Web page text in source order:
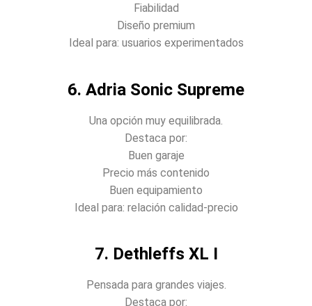
Fiabilidad
Diseño premium
Ideal para: usuarios experimentados
6. Adria Sonic Supreme
Una opción muy equilibrada.
Destaca por:
Buen garaje
Precio más contenido
Buen equipamiento
Ideal para: relación calidad-precio
7. Dethleffs XL I
Pensada para grandes viajes.
Destaca por: